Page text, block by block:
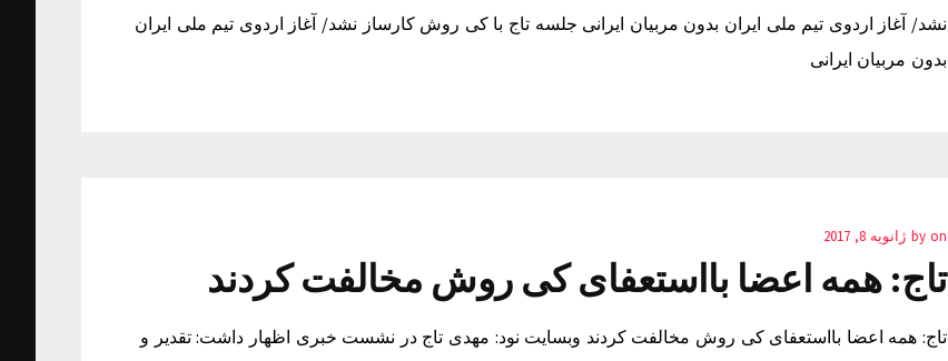
نشد/ آغاز اردوی تیم ملی ایران بدون مربیان ایرانی جلسه تاج با کی روش کارساز نشد/ آغاز اردوی تیم ملی ایران
بدون مربیان ایرانی
by on ژانویه 8, 2017
تاج: همه اعضا بااستعفای کی روش مخالفت کردند
تاج: همه اعضا بااستعفای کی روش مخالفت کردند وبسایت نود: مهدی تاج در نشست خبری اظهار داشت: تقدیر و